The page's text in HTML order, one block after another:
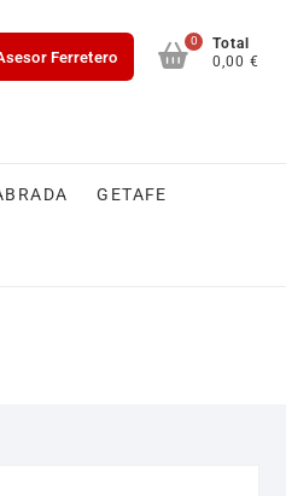
Ferretero
0
Total
0,00 €
GETAFE